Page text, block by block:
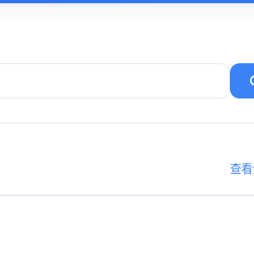
查